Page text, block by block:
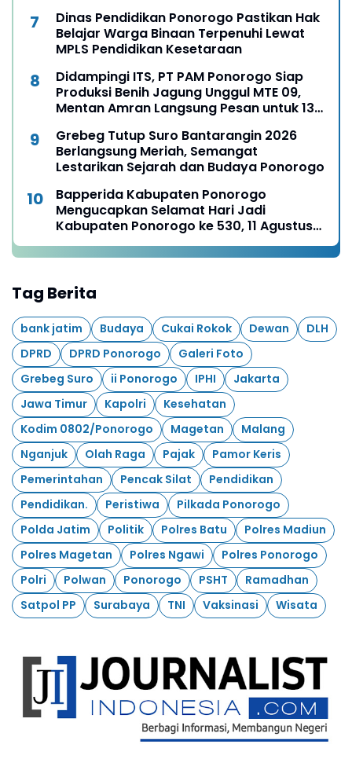
Dinas Pendidikan Ponorogo Pastikan Hak
Belajar Warga Binaan Terpenuhi Lewat
MPLS Pendidikan Kesetaraan
Didampingi ITS, PT PAM Ponorogo Siap
Produksi Benih Jagung Unggul MTE 09,
Mentan Amran Langsung Pesan untuk 13
Grebeg Tutup Suro Bantarangin 2026
Berlangsung Meriah, Semangat
Lestarikan Sejarah dan Budaya Ponorogo
Bapperida Kabupaten Ponorogo
Mengucapkan Selamat Hari Jadi
Kabupaten Ponorogo ke 530, 11 Agustus
1496 - 11 Agustus 2026
Tag Berita
bank jatim Budaya Cukai Rokok Dewan
DLH
DPRD
DPRD Ponorogo
Galeri Foto
Grebeg Suro
ii Ponorogo IPHI
Jakarta
Jawa Timur
Kapolri
Kesehatan
Kodim 0802/Ponorogo
Magetan
Malang
Nganjuk
Olah Raga Pajak
Pamor Keris
Pemerintahan
Pencak Silat
Pendidikan
Pendidikan.
Peristiwa
Pilkada Ponorogo
Polda Jatim
Politik Polres Batu
Polres Madiun
Polres Magetan
Polres Ngawi
Polres Ponorogo
Polri
Polwan Ponorogo PSHT
Ramadhan
Satpol PP
Surabaya TNI Vaksinasi Wisata